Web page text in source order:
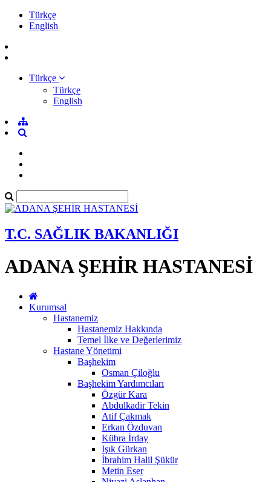
Türkçe
English
Türkçe
Türkçe
English
T.C. SAĞLIK BAKANLIĞI
ADANA ŞEHİR HASTANESİ
Kurumsal
Hastanemiz
Hastanemiz Hakkında
Temel İlke ve Değerlerimiz
Hastane Yönetimi
Başhekim
Osman Çiloğlu
Başhekim Yardımcıları
Özgür Kara
Abdulkadir Tekin
Atif Çakmak
Erkan Özduvan
Kübra İrday
Işık Gürkan
İbrahim Halil Şükür
Metin Eser